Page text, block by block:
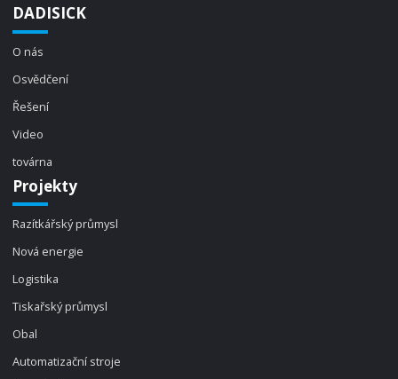
DADISICK
O nás
Osvědčení
Řešení
Video
továrna
Projekty
Razítkářský průmysl
Nová energie
Logistika
Tiskařský průmysl
Obal
Automatizační stroje